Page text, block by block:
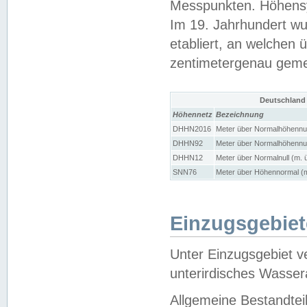
Messpunkten.
Im 19. Jahrhundert
etabliert, an welchen
zentimetergenau
Höhennetz Bezeichnung
DHHN2016
Meter über
DHHN92
Meter über
DHHN12
Meter über Normalnull (m.
SNN76
Meter über Höhennormal
Unter Einzugsgebiet
unterirdisches
Allgemeine